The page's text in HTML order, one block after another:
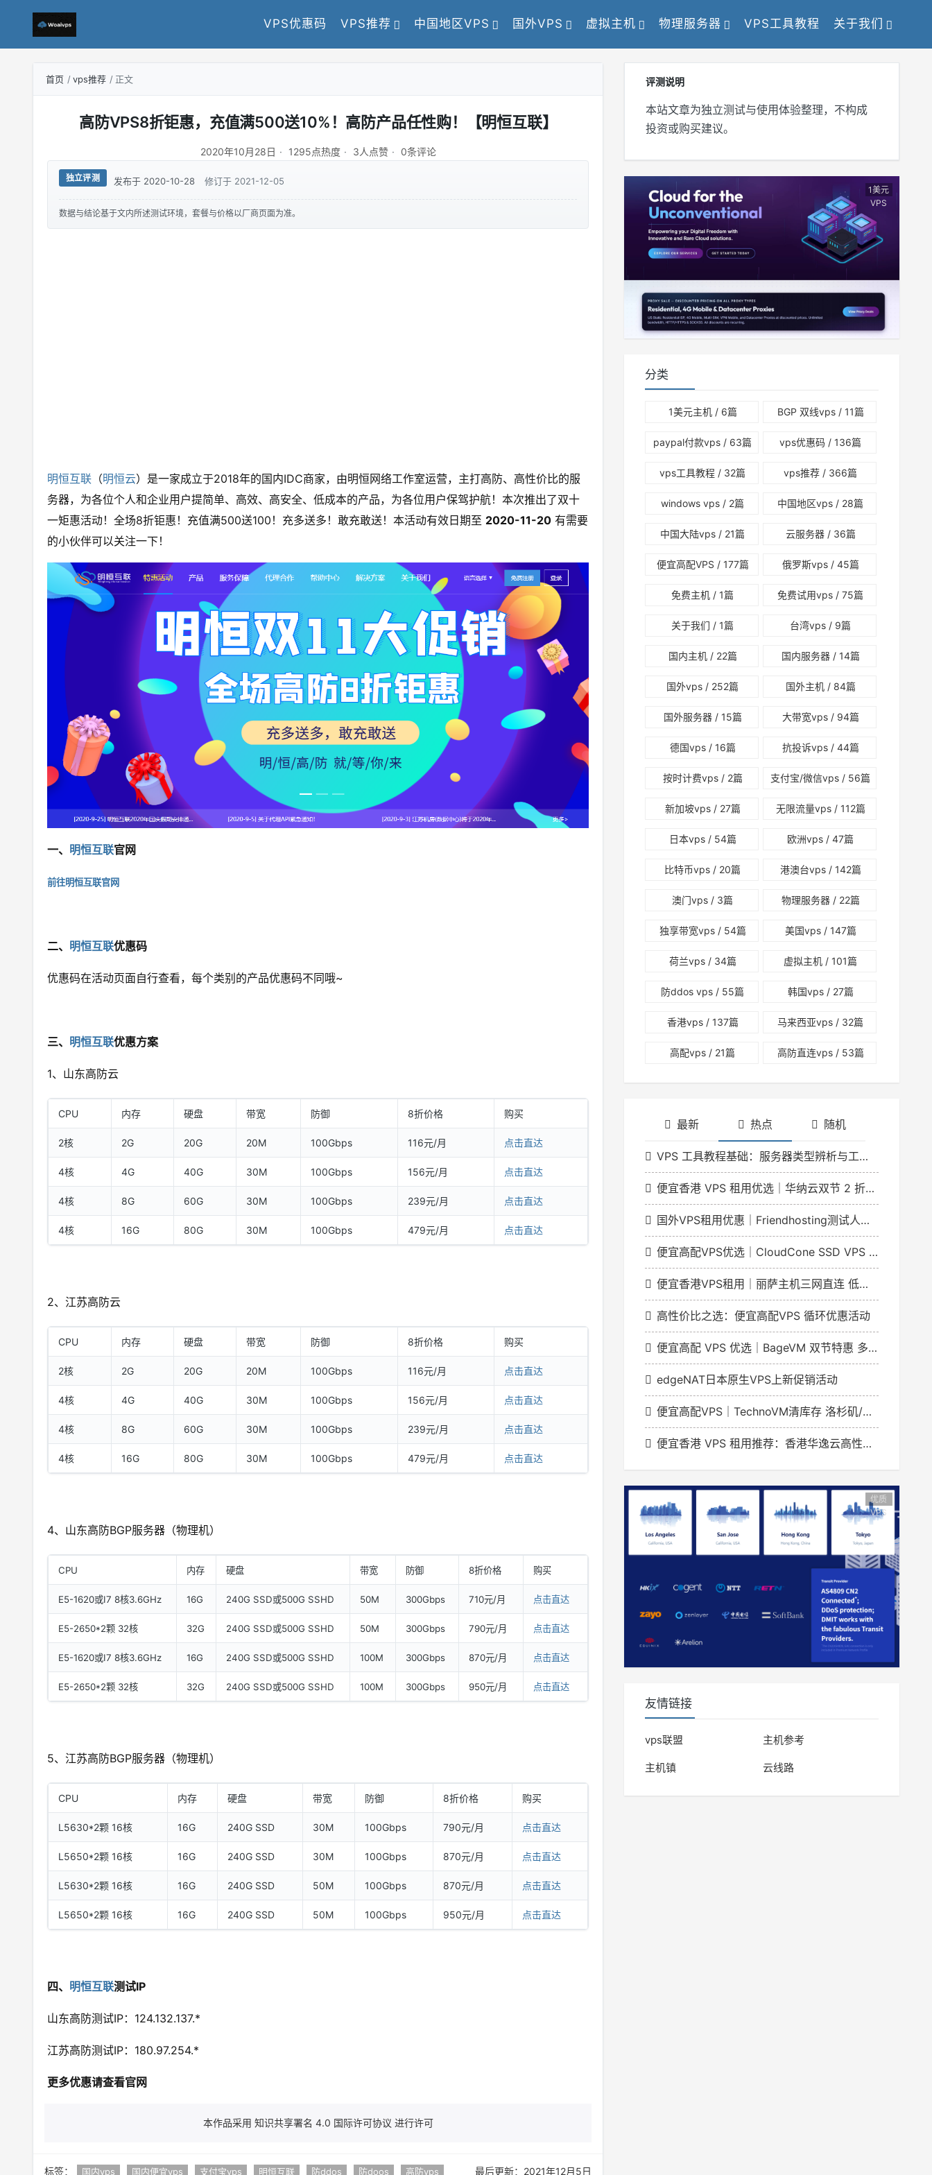
VPS优惠码 VPS推荐 中国地区VPS 国外VPS 虚拟主机 物理服务器 VPS工具教程 关于我们
首页 vps推荐 正文
高防VPS8折钜惠，充值满500送10%！高防产品任性购！【明恒互联】
2020年10月28日 1295点热度 3人点赞 0条评论
独立评测 发布于 2020-10-28 修订于 2021-12-05
数据与结论基于文内所述测试环境，套餐与价格以厂商页面为准。
明恒互联 （明恒云）是一家成立于2018年的国内IDC商家，由明恒网络工作室运营，主打高防、高性价比的服
务器，为各位个人和企业用户提简单、高效、高安全、低成本的产品，为各位用户保驾护航！本次推出了双十
一矩惠活动！全场8折钜惠！充值满500送100！充多送多！敢充敢送！本活动有效日期至 2020-11-20 有需要
的小伙伴可以关注一下！
一、 明恒互联官网
前往明恒互联官网
二、 明恒互联优惠码
优惠码在活动页面自行查看，每个类别的产品优惠码不同哦~
三、 明恒互联优惠方案
1、山东高防云
CPU 内存 硬盘 带宽 防御 8折价格 购买
2核 2G 20G 20M 100Gbps 116元/月 点击直达
4核 4G 40G 30M 100Gbps 156元/月 点击直达
4核 8G 60G 30M 100Gbps 239元/月 点击直达
4核 16G 80G 30M 100Gbps 479元/月 点击直达
2、江苏高防云
CPU 内存 硬盘 带宽 防御 8折价格 购买
2核 2G 20G 20M 100Gbps 116元/月 点击直达
4核 4G 40G 30M 100Gbps 156元/月 点击直达
4核 8G 60G 30M 100Gbps 239元/月 点击直达
4核 16G 80G 30M 100Gbps 479元/月 点击直达
4、山东高防BGP服务器（物理机）
CPU 内存 硬盘 带宽 防御 8折价格 购买
E5-1620或I7 8核3.6GHz 16G 240G SSD或500G SSHD 50M 300Gbps 710元/月 点击直达
E5-2650*2颗 32核 32G 240G SSD或500G SSHD 50M 300Gbps 790元/月 点击直达
E5-1620或I7 8核3.6GHz 16G 240G SSD或500G SSHD 100M 300Gbps 870元/月 点击直达
E5-2650*2颗 32核 32G 240G SSD或500G SSHD 100M 300Gbps 950元/月 点击直达
5、江苏高防BGP服务器（物理机）
CPU 内存 硬盘 带宽 防御 8折价格 购买
L5630*2颗 16核 16G 240G SSD 30M 100Gbps 790元/月 点击直达
L5650*2颗 16核 16G 240G SSD 30M 100Gbps 870元/月 点击直达
L5630*2颗 16核 16G 240G SSD 50M 100Gbps 870元/月 点击直达
L5650*2颗 16核 16G 240G SSD 50M 100Gbps 950元/月 点击直达
四、 明恒互联测试IP
山东高防测试IP：124.132.137.*
江苏高防测试IP：180.97.254.*
更多优惠请查看官网
本作品采用 知识共享署名 4.0 国际许可协议 进行许可
标签： 国内vps 国内便宜vps 支付宝vps 明恒互联 防ddos 防doos 高防vps 最后更新：2021年12月5日
评测说明
本站文章为独立测试与使用体验整理，不构成
投资或购买建议。
1美元
VPS
分类
1美元主机/ 6篇 BGP 双线vps/ 11篇
paypal付款vps / 63篇 vps优惠码 / 136篇
vps工具教程 / 32篇 vps推荐 / 366篇
windows vps / 2篇 中国地区vps / 28篇
中国大陆vps / 21篇 云服务器/ 36篇
便宜高配VPS / 177篇 俄罗斯vps/ 45篇
免费主机 / 1篇 免费试用vps / 75篇
关于我们 / 1篇 台湾vps / 9篇
国内主机/ 22篇 国内服务器/ 14篇
国外vps / 252篇 国外主机/ 84篇
国外服务器/ 15篇 大带宽vps/ 94篇
德国vps/ 16篇 抗投诉vps/ 44篇
按时计费vps/ 2篇 支付宝/微信vps / 56篇
新加坡vps/ 27篇 无限流量vps/ 112篇
日本vps/ 54篇 欧洲vps / 47篇
比特币vps / 20篇 港澳台vps/ 142篇
澳门vps / 3篇 物理服务器/ 22篇
独享带宽vps/ 54篇 美国vps/ 147篇
荷兰vps/ 34篇 虚拟主机 / 101篇
防ddos vps / 55篇 韩国vps/ 27篇
香港vps/ 137篇 马来西亚vps / 32篇
高配vps / 21篇 高防直连vps/ 53篇
最新 热点 随机
VPS 工具教程基础：服务器类型辨析与工具适配指南
便宜香港 VPS 租用优选｜华纳云双节 2 折特惠 香港云低至 166 元 / 月
国外VPS租用优惠｜Friendhosting测试人员日VDS最高5折
便宜高配VPS优选｜CloudCone SSD VPS 实例1GB起年付20美元洛杉矶节点
便宜香港VPS租用｜丽萨主机三网直连 低延迟解锁流媒体
高性价比之选：便宜高配VPS 循环优惠活动
便宜高配 VPS 优选｜BageVM 双节特惠 多地区机型月付低至 $1.79
edgeNAT日本原生VPS上新促销活动
便宜高配VPS｜TechnoVM清库存 洛杉矶/香港机型低至9.9元/月
便宜香港 VPS 租用推荐：香港华逸云高性价比网络方案
优质
VPS
友情链接
vps联盟 主机参考
主机镇 云线路